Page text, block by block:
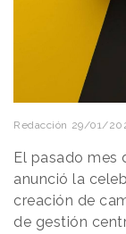
Redacción 29/01/
El pasado mes
anunció la
creación de
de gestión